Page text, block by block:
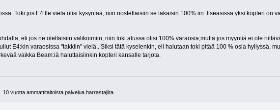
Toki jos E4:lle vielä olisi kysyntää, niin nostettaisiin se takaisin 100%:iin. Itseasissa yksi kopteri on
eli jos ne otettaisiin valikoimiin, niin toki alussa olisi 100% varaosia,mutta jos myyntiä ei ole
E4:kin varaosissa "takkiin" vielä.. Siksi tätä kyselenkin, eli halutaan toki pitää 100 % osia hyllyssä,
vaikka Beam:iä haluttaisiinkin kopteri kansalle tarjota.
. 10 vuotta ammattitaitoista palvelua harrastajilta.